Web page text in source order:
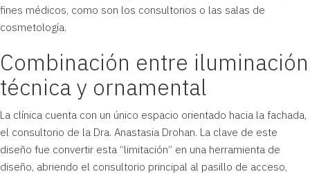
fines médicos, como son los consultorios o las salas de
cosmetología.
Combinación entre iluminación
técnica y ornamental
La clínica cuenta con un único espacio orientado hacia la fachada,
el consultorio de la Dra. Anastasia Drohan. La clave de este
diseño fue convertir esta “limitación” en una herramienta de
diseño, abriendo el consultorio principal al pasillo de acceso,